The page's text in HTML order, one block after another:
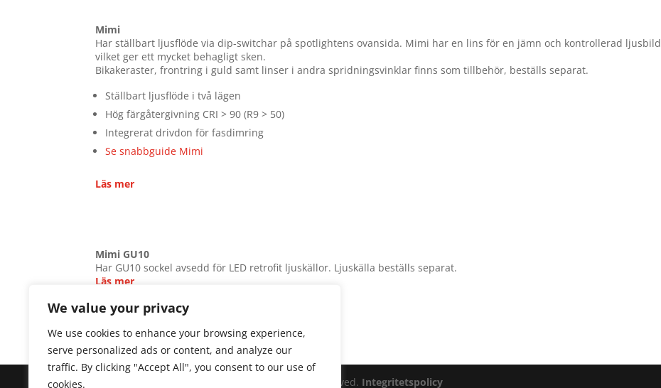
We value your privacy
We use cookies to enhance your browsing experience,
serve personalized ads or content, and analyze our
traffic. By clicking "Accept All", you consent to our use of
cookies.
Mimi
Har ställbart ljusflöde via dip-switchar på spotlightens ovansida. Mimi har en lins för en jämn och kontrollerad ljusbild
vilket ger ett mycket behagligt sken.
Bikakeraster, frontring i guld samt linser i andra spridningsvinklar finns som tillbehör, beställs separat.
Ställbart ljusflöde i två lägen
Hög färgåtergivning CRI > 90 (R9 > 50)
Integrerat drivdon för fasdimring
Se snabbguide Mimi
Läs mer
Mimi GU10
Har GU10 sockel avsedd för LED retrofit ljuskällor. Ljuskälla beställs separat.
Läs mer
Copyright © 2025 Sonepar Sverige. All Rights Reserved. Integritetspolicy